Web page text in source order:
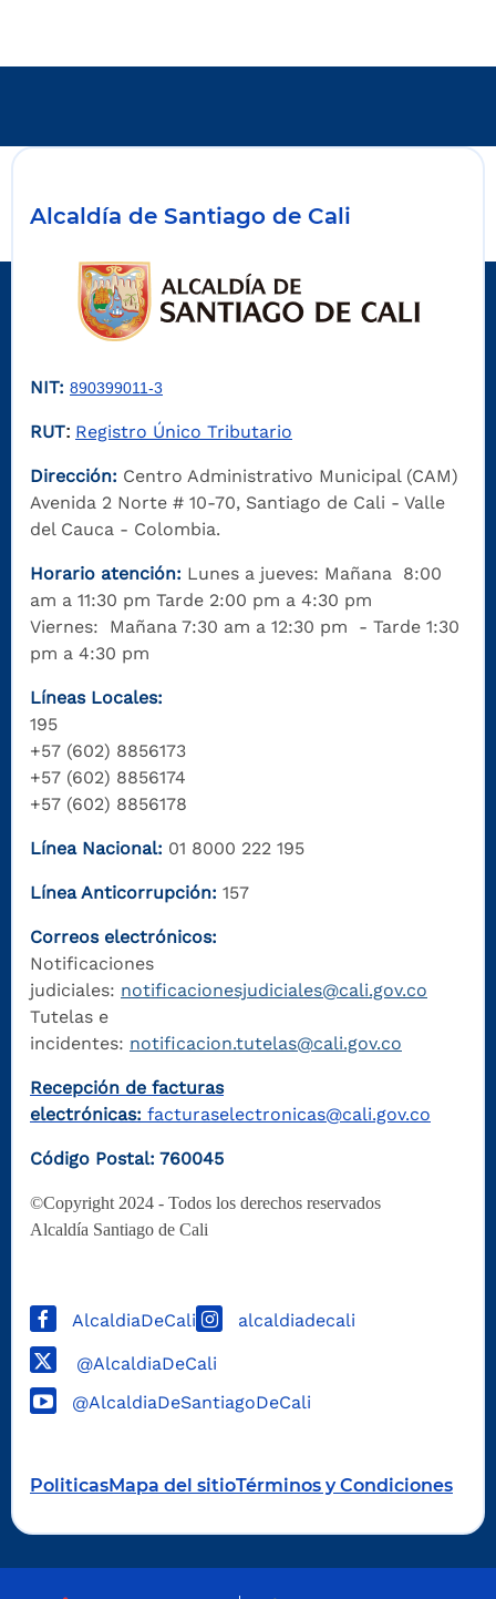
Alcaldía de Santiago de Cali
NIT: 890399011-3
RUT: Registro Único Tributario
Dirección: Centro Administrativo Municipal (CAM)
Avenida 2 Norte # 10-70, Santiago de Cali - Valle
del Cauca - Colombia.
Horario atención: Lunes a jueves: Mañana 8:00
am a 11:30 pm Tarde 2:00 pm a 4:30 pm
Viernes: Mañana 7:30 am a 12:30 pm - Tarde 1:30
pm a 4:30 pm
Líneas Locales:
195
+57 (602) 8856173
+57 (602) 8856174
+57 (602) 8856178
Línea Nacional: 01 8000 222 195
Línea Anticorrupción: 157
Correos electrónicos:
Notificaciones
judiciales: notificacionesjudiciales@cali.gov.co
Tutelas e
incidentes: notificacion.tutelas@cali.gov.co
Recepción de facturas
electrónicas: facturaselectronicas@cali.gov.co
Código Postal: 760045
©Copyright 2024 - Todos los derechos reservados
Alcaldía Santiago de Cali
AlcaldiaDeCali alcaldiadecali
@AlcaldiaDeCali
@AlcaldiaDeSantiagoDeCali
PoliticasMapa del sitioTérminos y Condiciones